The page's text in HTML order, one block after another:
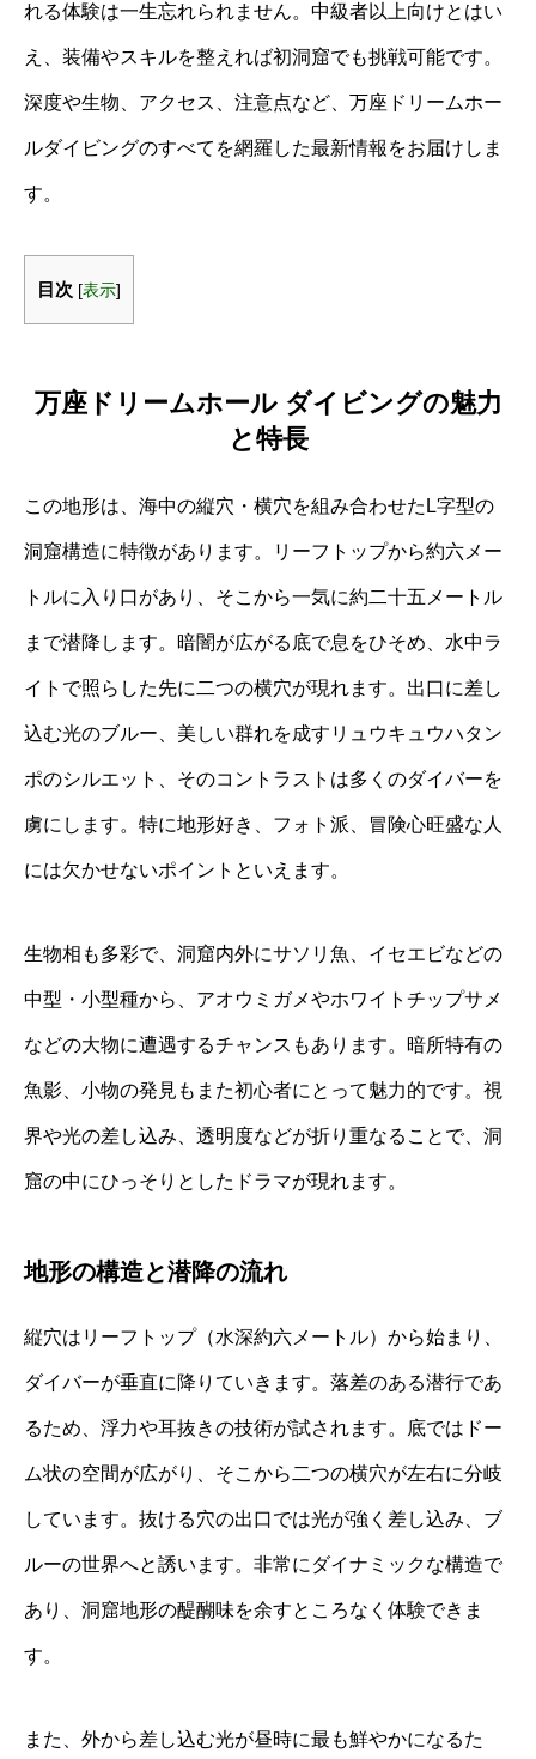
れる体験は一生忘れられません。中級者以上向けとはい
え、装備やスキルを整えれば初洞窟でも挑戦可能です。
深度や生物、アクセス、注意点など、万座ドリームホー
ルダイビングのすべてを網羅した最新情報をお届けしま
す。
目次 [表示]
万座ドリームホール ダイビングの魅力
と特長
この地形は、海中の縦穴・横穴を組み合わせたL字型の
洞窟構造に特徴があります。リーフトップから約六メー
トルに入り口があり、そこから一気に約二十五メートル
まで潜降します。暗闇が広がる底で息をひそめ、水中ラ
イトで照らした先に二つの横穴が現れます。出口に差し
込む光のブルー、美しい群れを成すリュウキュウハタン
ポのシルエット、そのコントラストは多くのダイバーを
虜にします。特に地形好き、フォト派、冒険心旺盛な人
には欠かせないポイントといえます。
生物相も多彩で、洞窟内外にサソリ魚、イセエビなどの
中型・小型種から、アオウミガメやホワイトチップサメ
などの大物に遭遇するチャンスもあります。暗所特有の
魚影、小物の発見もまた初心者にとって魅力的です。視
界や光の差し込み、透明度などが折り重なることで、洞
窟の中にひっそりとしたドラマが現れます。
地形の構造と潜降の流れ
縦穴はリーフトップ（水深約六メートル）から始まり、
ダイバーが垂直に降りていきます。落差のある潜行であ
るため、浮力や耳抜きの技術が試されます。底ではドー
ム状の空間が広がり、そこから二つの横穴が左右に分岐
しています。抜ける穴の出口では光が強く差し込み、ブ
ルーの世界へと誘います。非常にダイナミックな構造で
あり、洞窟地形の醍醐味を余すところなく体験できま
す。
また、外から差し込む光が昼時に最も鮮やかになるた